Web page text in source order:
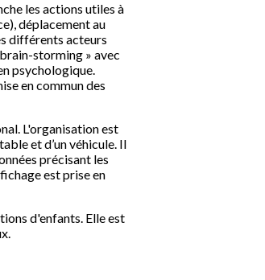
les actions utiles à
déplacement au
différents acteurs
storming » avec
psychologique.
en commun des
L'organisation est
et d’un véhicule. Il
précisant les
est prise en
d'enfants. Elle est